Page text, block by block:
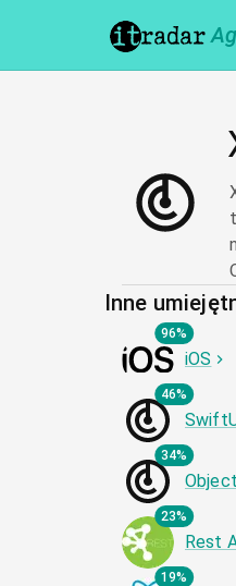
Inne
96%
iOS
46%
34%
23%
Rest
19%